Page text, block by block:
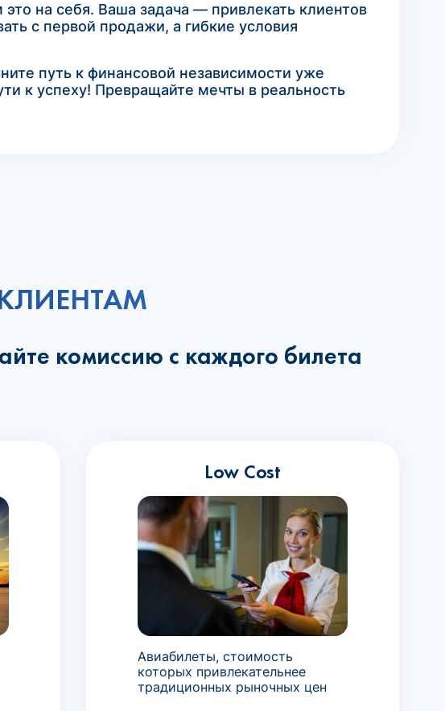
на себя. Ваша задача — привлекать клиентов
с первой продажи, а гибкие условия
путь к финансовой независимости уже
к успеху! Превращайте мечты в реальность
комиссию с каждого билета
Low Cost
Авиабилеты, стоимость
которых привлекательнее
традиционных рыночных цен